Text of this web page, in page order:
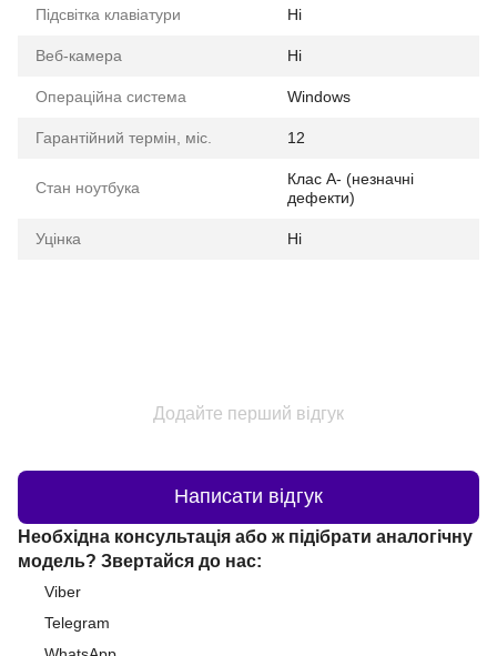
Підсвітка клавіатури Ні
Веб-камера Ні
Операційна система Windows
Гарантійний термін, міс. 12
Стан ноутбука
Клас A- (незначні
дефекти)
Уцінка Ні
Додайте перший відгук
Написати відгук
Необхідна консультація або ж підібрати аналогічну
модель? Звертайся до нас:
Viber
Telegram